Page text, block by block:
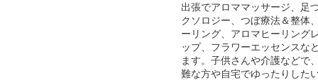
出張でアロママッサージ、足
クソロジー、つぼ療法＆整体
ーリング、アロマヒーリング
ップ、フラワーエッセンスな
ます。子供さんや介護などで
難な方や自宅でゆったりした